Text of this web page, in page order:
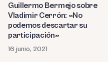
Guillermo Bermejo sobre
Vladimir Cerrón: «No
podemos descartar su
participación»
16 junio, 2021